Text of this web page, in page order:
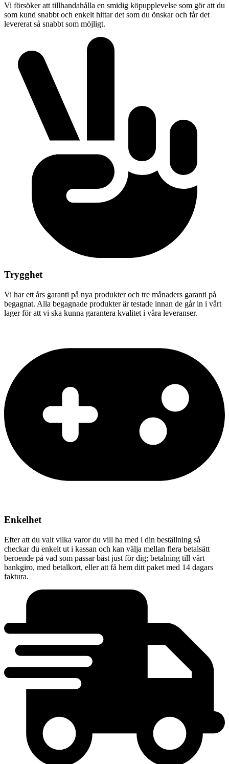
Vi försöker att tillhandahålla en smidig köpupplevelse som gör att du
som kund snabbt och enkelt hittar det som du önskar och får det
levererat så snabbt som möjligt.
Trygghet
Vi har ett års garanti på nya produkter och tre månaders garanti på
begagnat. Alla begagnade produkter är testade innan de går in i vårt
lager för att vi ska kunna garantera kvalitet i våra leveranser.
Enkelhet
Efter att du valt vilka varor du vill ha med i din beställning så
checkar du enkelt ut i kassan och kan välja mellan flera betalsätt
beroende på vad som passar bäst just för dig; betalning till vårt
bankgiro, med betalkort, eller att få hem ditt paket med 14 dagars
faktura.